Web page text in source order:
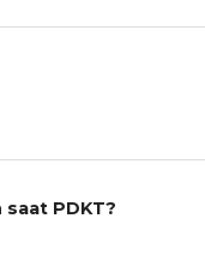
PDKT?